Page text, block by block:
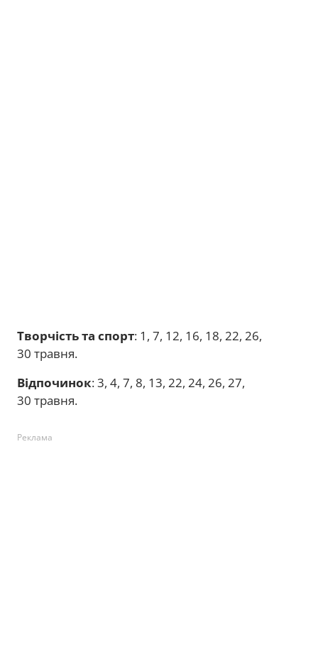
Творчість та спорт: 1, 7, 12, 16, 18, 22, 26,
30 травня.
Відпочинок: 3, 4, 7, 8, 13, 22, 24, 26, 27,
30 травня.
Реклама